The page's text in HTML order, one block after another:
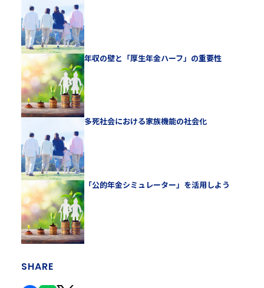
年収の壁と「厚生年金ハーフ」の重要性
多死社会における家族機能の社会化
「公的年金シミュレーター」を活用しよう
SHARE